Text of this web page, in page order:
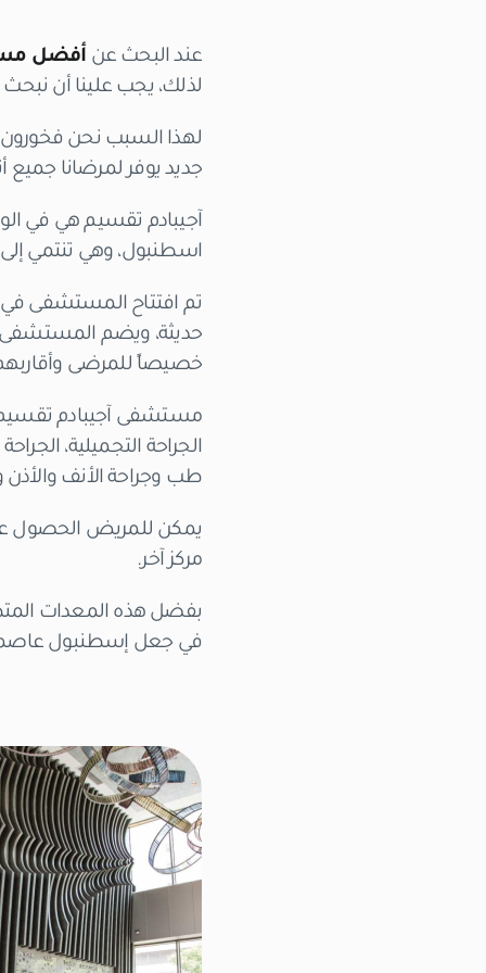
عند البحث عن أفضل
لذلك، يجب علينا أن
لهذا السبب نحن فخورون
جديد يوفر لمرضانا جميع
آجيبادم تقسيم هي في
اسطنبول، وهي تنتمي إلى
خصيصاً للمرضى
مستشفى آجيبادم
الجراحة التجميلية،
طب وجراحة الأنف والأذن
يمكن للمريض الحصول
مركز آخر.
بفضل هذه المعدات
في جعل إسطنبول عاصمة